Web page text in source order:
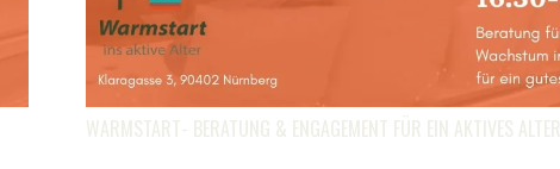
WARMSTART- BERATUNG & ENGAGEMENT FÜR EIN AKTIVES ALTER